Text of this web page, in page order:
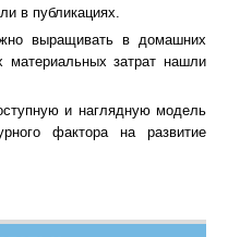
в публикациях.
выращивать в домашних
материальных затрат нашли
и наглядную модель
фактора на развитие